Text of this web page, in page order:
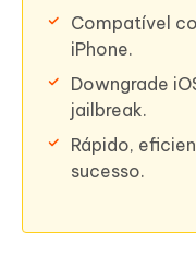
Compatível
iPhone.
Downgrade
jailbreak.
Rápido,
sucesso.